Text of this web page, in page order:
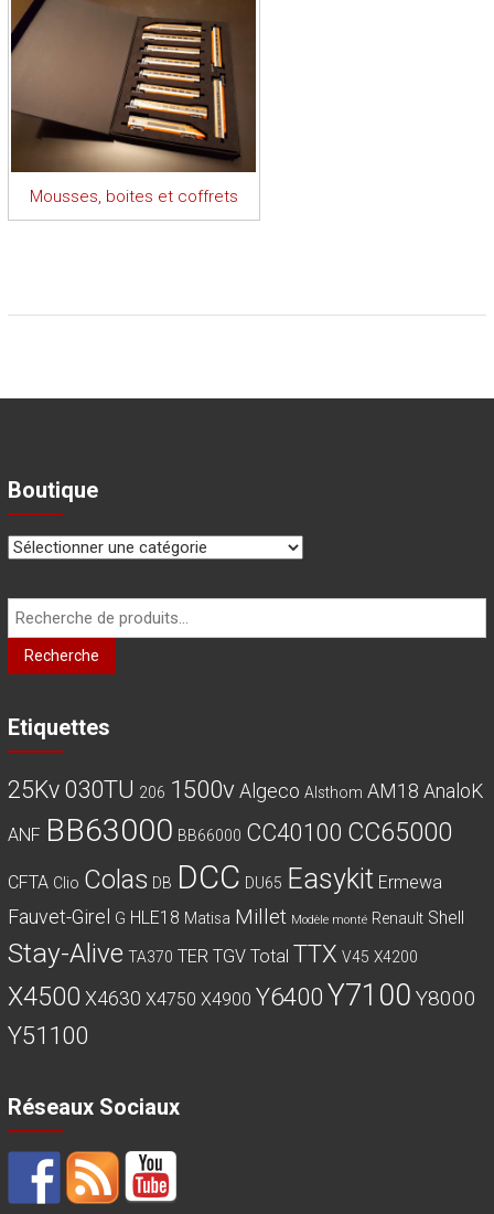
Mousses, boites et coffrets
Boutique
Recherche
pour :
Recherche
Etiquettes
25Kv 030TU 206 1500v Algeco Alsthom AM18 AnaloK
ANF BB63000 BB66000 CC40100 CC65000
CFTA Clio Colas DB DCC DU65 Easykit Ermewa
Fauvet-Girel G HLE18 Matisa Millet Modèle monté Renault Shell
Stay-Alive TA370 TER TGV Total TTX V45 X4200
X4500 X4630 X4750 X4900 Y6400Y7100 Y8000
Y51100
Réseaux Sociaux